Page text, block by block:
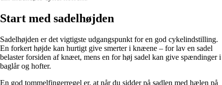
Start med sadelhøjden
Sadelhøjden er det vigtigste udgangspunkt for en god cykelindstilling.
En forkert højde kan hurtigt give smerter i knæene – for lav en sadel
belaster forsiden af knæet, mens en for høj sadel kan give spændinger i
baglår og hofter.
En god tommelfingerregel er, at når du sidder på sadlen med hælen på